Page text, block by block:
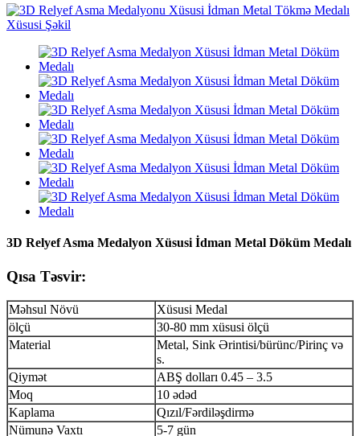
3D Relyef Asma Medalyon Xüsusi İdman Metal Döküm Medalı
Qısa Təsvir:
Məhsul Növü
Xüsusi Medal
ölçü
30-80 mm xüsusi ölçü
Material
Metal, Sink Ərintisi/bürünc/Pirinç və
s.
Qiymət
ABŞ dolları 0.45 – 3.5
Moq
10 ədəd
Kaplama
Qızıl/Fərdiləşdirmə
Nümunə Vaxtı
5-7 gün